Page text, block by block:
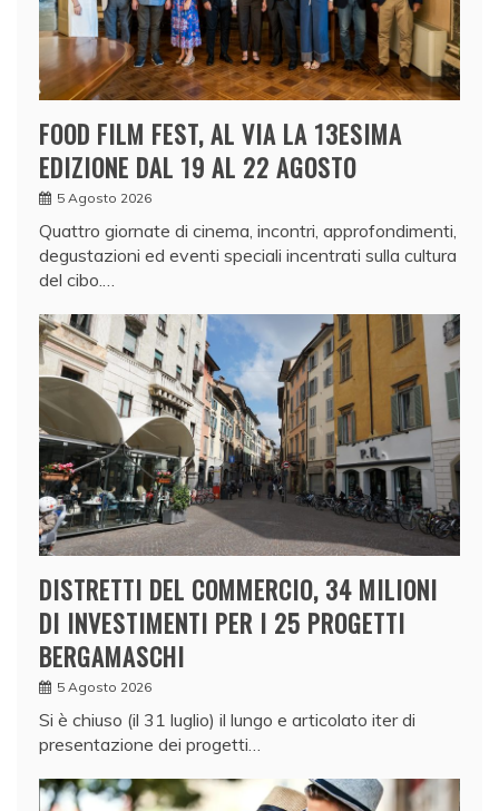
FOOD FILM FEST, AL VIA LA 13ESIMA
EDIZIONE DAL 19 AL 22 AGOSTO
5 Agosto 2026
Quattro giornate di cinema, incontri, approfondimenti,
degustazioni ed eventi speciali incentrati sulla cultura
del cibo.…
DISTRETTI DEL COMMERCIO, 34 MILIONI
DI INVESTIMENTI PER I 25 PROGETTI
BERGAMASCHI
5 Agosto 2026
Si è chiuso (il 31 luglio) il lungo e articolato iter di
presentazione dei progetti…